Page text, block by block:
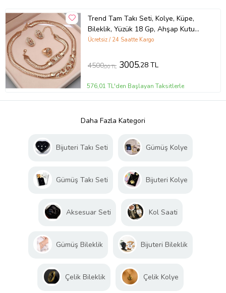
Trend Tam Takı Seti, Kolye, Küpe,
Bileklik, Yüzük 18 Gp, Ahşap Kutu
Içerisinde
Ücretsiz / 24 Saatte Kargo
4500,00 TL 3005,28 TL
576,01 TL'den Başlayan Taksitlerle
Daha Fazla Kategori
Bijuteri Takı Seti Gümüş Kolye
Gümüş Takı Seti Bijuteri Kolye
Aksesuar Seti Kol Saati
Gümüş Bileklik Bijuteri Bileklik
Çelik Bileklik Çelik Kolye